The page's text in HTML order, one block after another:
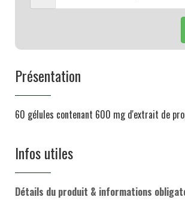
Présentation
60 gélules contenant 600 mg d'extrait de
Infos utiles
Détails du produit & informations